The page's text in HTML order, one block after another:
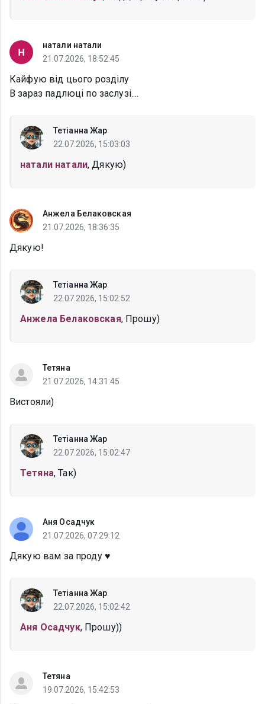
натали натали
21.07.2026, 18:52:45
Кайфую від цього розділу
В зараз падлюці по заслузі....
Тетіанна Жар
22.07.2026, 15:03:03
натали натали, Дякую)
Анжела Белаковская
21.07.2026, 18:36:35
Дякую!
Тетіанна Жар
22.07.2026, 15:02:52
Анжела Белаковская, Прошу)
Тетяна
21.07.2026, 14:31:45
Вистояли)
Тетіанна Жар
22.07.2026, 15:02:47
Тетяна, Так)
Аня Осадчук
21.07.2026, 07:29:12
Дякую вам за проду ♥️
Тетіанна Жар
22.07.2026, 15:02:42
Аня Осадчук, Прошу))
Тетяна
19.07.2026, 15:42:53